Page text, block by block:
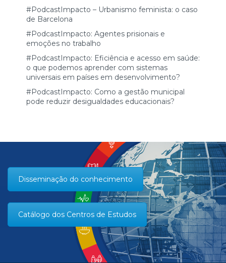
#PodcastImpacto – Urbanismo feminista: o caso
de Barcelona
#PodcastImpacto: Agentes prisionais e
emoções no trabalho
#PodcastImpacto: Eficiência e acesso em saúde:
o que podemos aprender com sistemas
universais em países em desenvolvimento?
#PodcastImpacto: Como a gestão municipal
pode reduzir desigualdades educacionais?
Disseminação do conhecimento
Catálogo dos Centros de Estudos